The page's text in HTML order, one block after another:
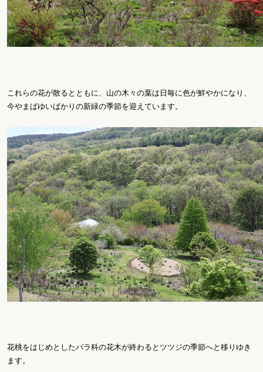
これらの花が散るとともに、山の木々の葉は日毎に色が鮮やかになり、
今やまばゆいばかりの新緑の季節を迎えています。
花桃をはじめとしたバラ科の花木が終わるとツツジの季節へと移りゆき
ます。